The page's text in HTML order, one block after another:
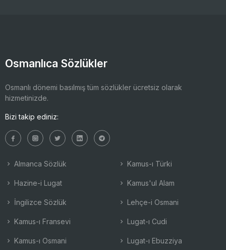
Osmanlıca Sözlükler
Osmanlı dönemi basılmış tüm sözlükler ücretsiz olarak
hizmetinizde.
Bizi takip ediniz:
Almanca Sözlük
Hazine-i Lugat
İngilizce Sözlük
Kamus-ı Fransevi
Kamus-ı Osmani
Kamus-ı Türki
Kamus'ul Alam
Lehçe-i Osmani
Lugat-ı Cudi
Lugat-ı Ebuzziya